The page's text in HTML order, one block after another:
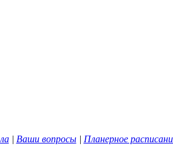
| Ваши вопросы| Планерное